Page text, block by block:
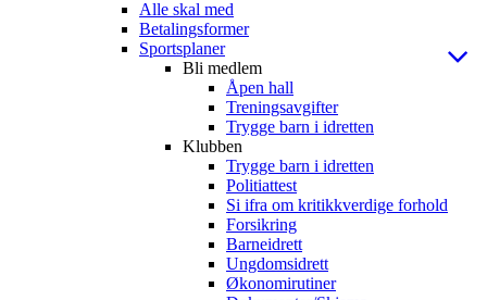
Alle skal med
Betalingsformer
Sportsplaner
Bli medlem
Åpen hall
Treningsavgifter
Trygge barn i idretten
Klubben
Trygge barn i idretten
Politiattest
Si ifra om kritikkverdige forhold
Forsikring
Barneidrett
Ungdomsidrett
Økonomirutiner